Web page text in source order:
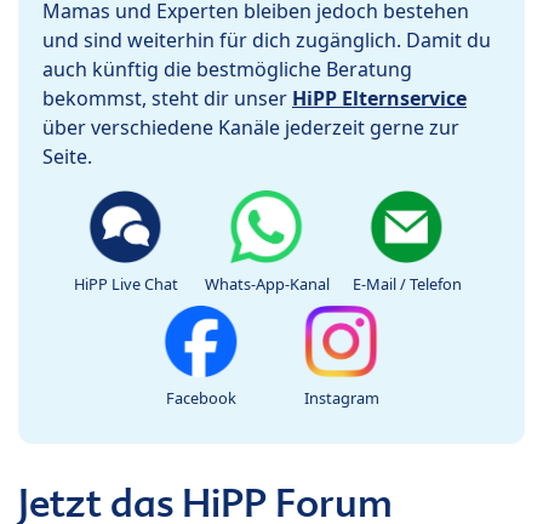
Mamas und Experten bleiben jedoch bestehen
und sind weiterhin für dich zugänglich. Damit du
auch künftig die bestmögliche Beratung
bekommst, steht dir unser HiPP Elternservice
über verschiedene Kanäle jederzeit gerne zur
Seite.
HiPP Live Chat Whats-App-Kanal E-Mail / Telefon
Facebook Instagram
Jetzt das HiPP Forum